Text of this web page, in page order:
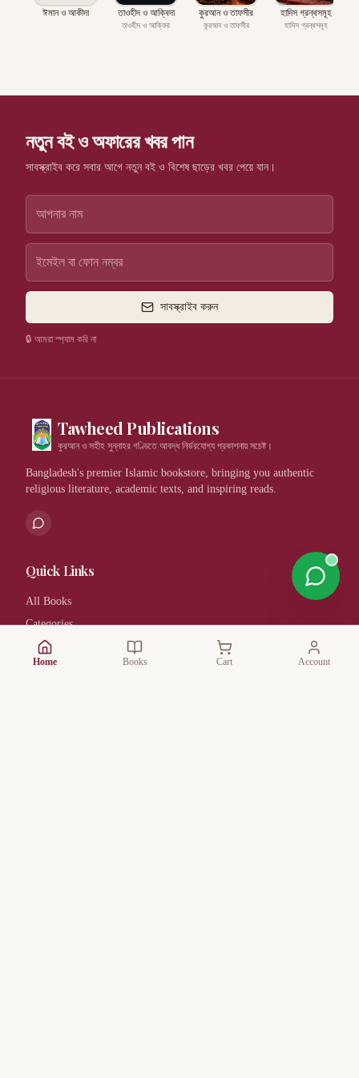
ঈমান ও আকীদা তাওহীদ ও আক্বিদা
তাওহীদ ও আক্বিদা
কুরআন ও তাফসীর
কুরআন ও তাফসীর
হাদিস গ্রন্থসমূহ
হাদিস গ্রন্থসমূহ
নতুন বই ও অফারের খবর পান
সাবস্ক্রাইব করে সবার আগে নতুন বই ও বিশেষ ছাড়ের খবর পেয়ে যান।
সাবস্ক্রাইব করুন
🔒 আমরা স্প্যাম করি না
Tawheed Publications
কুরআন ও সহীহ সুন্নাহর গণ্ডিতে আবদ্ধ নির্ভরযোগ্য প্রকাশনায় সচেষ্ট।
Bangladesh's premier Islamic bookstore, bringing you authentic
religious literature, academic texts, and inspiring reads.
Quick Links
All Books
Categories
Authors
Publishers
Home Books Cart Account